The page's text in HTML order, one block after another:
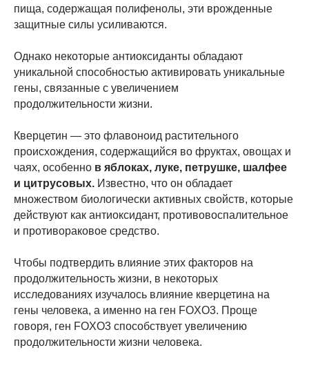
пища, содержащая полифенолы, эти врожденные
защитные силы усиливаются.
Однако некоторые антиоксиданты обладают
уникальной способностью активировать уникальные
гены, связанные с увеличением
продолжительности жизни.
Кверцетин — это флавоноид растительного
происхождения, содержащийся во фруктах, овощах и
чаях, особенно в яблоках, луке, петрушке, шалфее
и цитрусовых. Известно, что он обладает
множеством биологически активных свойств, которые
действуют как антиоксидант, противовоспалительное
и противораковое средство.
Чтобы подтвердить влияние этих факторов на
продолжительность жизни, в некоторых
исследованиях изучалось влияние кверцетина на
гены человека, а именно на ген FOXO3. Проще
говоря, ген FOXO3 способствует увеличению
продолжительности жизни человека.